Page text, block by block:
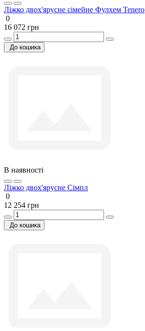
Ліжко двох'ярусне сімейне Фулхем Tenero
0
16 072 грн
До кошика
В наявності
Ліжко двох'ярусне Сімпл
0
12 254 грн
До кошика